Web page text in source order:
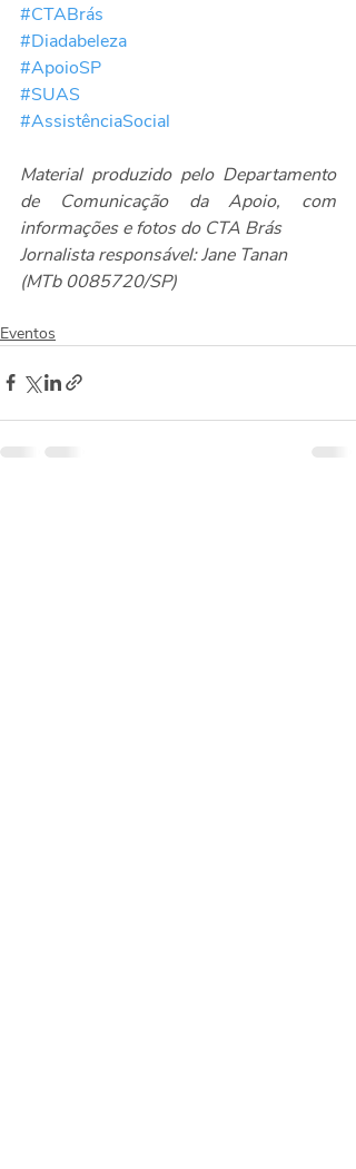
#CTABrás
#Diadabeleza
#ApoioSP
#SUAS
#AssistênciaSocial
Material produzido pelo Departamento
de Comunicação da Apoio, com
informações e fotos do CTA Brás
Jornalista responsável: Jane Tanan
(MTb 0085720/SP)
Eventos